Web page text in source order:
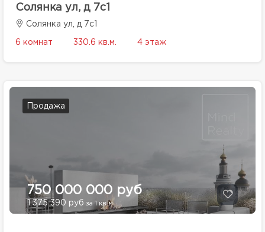
Солянка ул, д 7с1
Солянка ул, д 7с1
6 комнат 330.6 кв.м. 4 этаж
Продажа
750 000 000 руб
1 375 390 руб за 1 кв.м.